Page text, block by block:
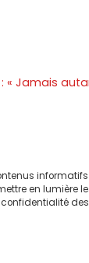
« Jamais
en lumière